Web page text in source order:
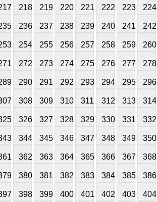
218 219 220 221 222 223 224
236 237 238 239 240 241 242
254 255 256 257 258 259 260
272 273 274 275 276 277 278
290 291 292 293 294 295 296
308 309 310 311 312 313 314
326 327 328 329 330 331 332
344 345 346 347 348 349 350
362 363 364 365 366 367 368
380 381 382 383 384 385 386
398 399 400 401 402 403 404